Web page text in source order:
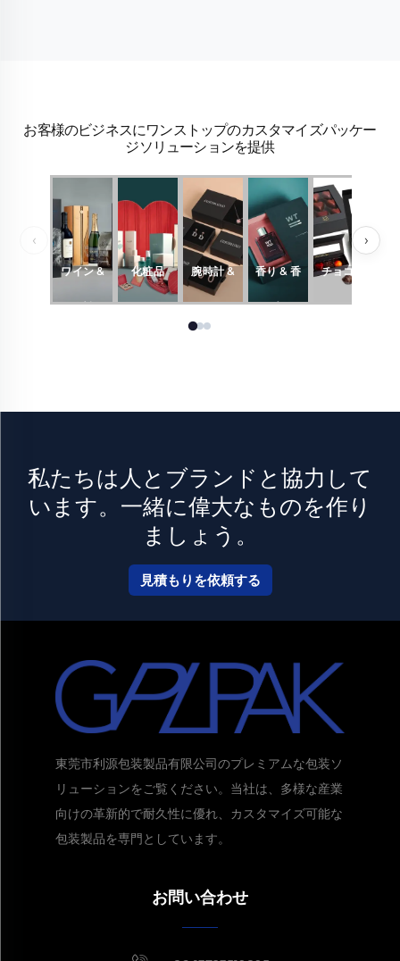
お客様のビジネスにワンストップのカスタマイズパッケー
ジソリューションを提供
‹
ワイン &
飲料
化粧品 腕時計 &
ジュエリ
香り & 香
水
チョコレ
ート
›
私たちは人とブランドと協力して
います。一緒に偉大なものを作り
ましょう。
見積もりを依頼する
見積もりを取得する
東莞市利源包装製品有限公司のプレミアムな包装ソ
リューションをご覧ください。当社は、多様な産業
向けの革新的で耐久性に優れ、カスタマイズ可能な
包装製品を専門としています。
お問い合わせ